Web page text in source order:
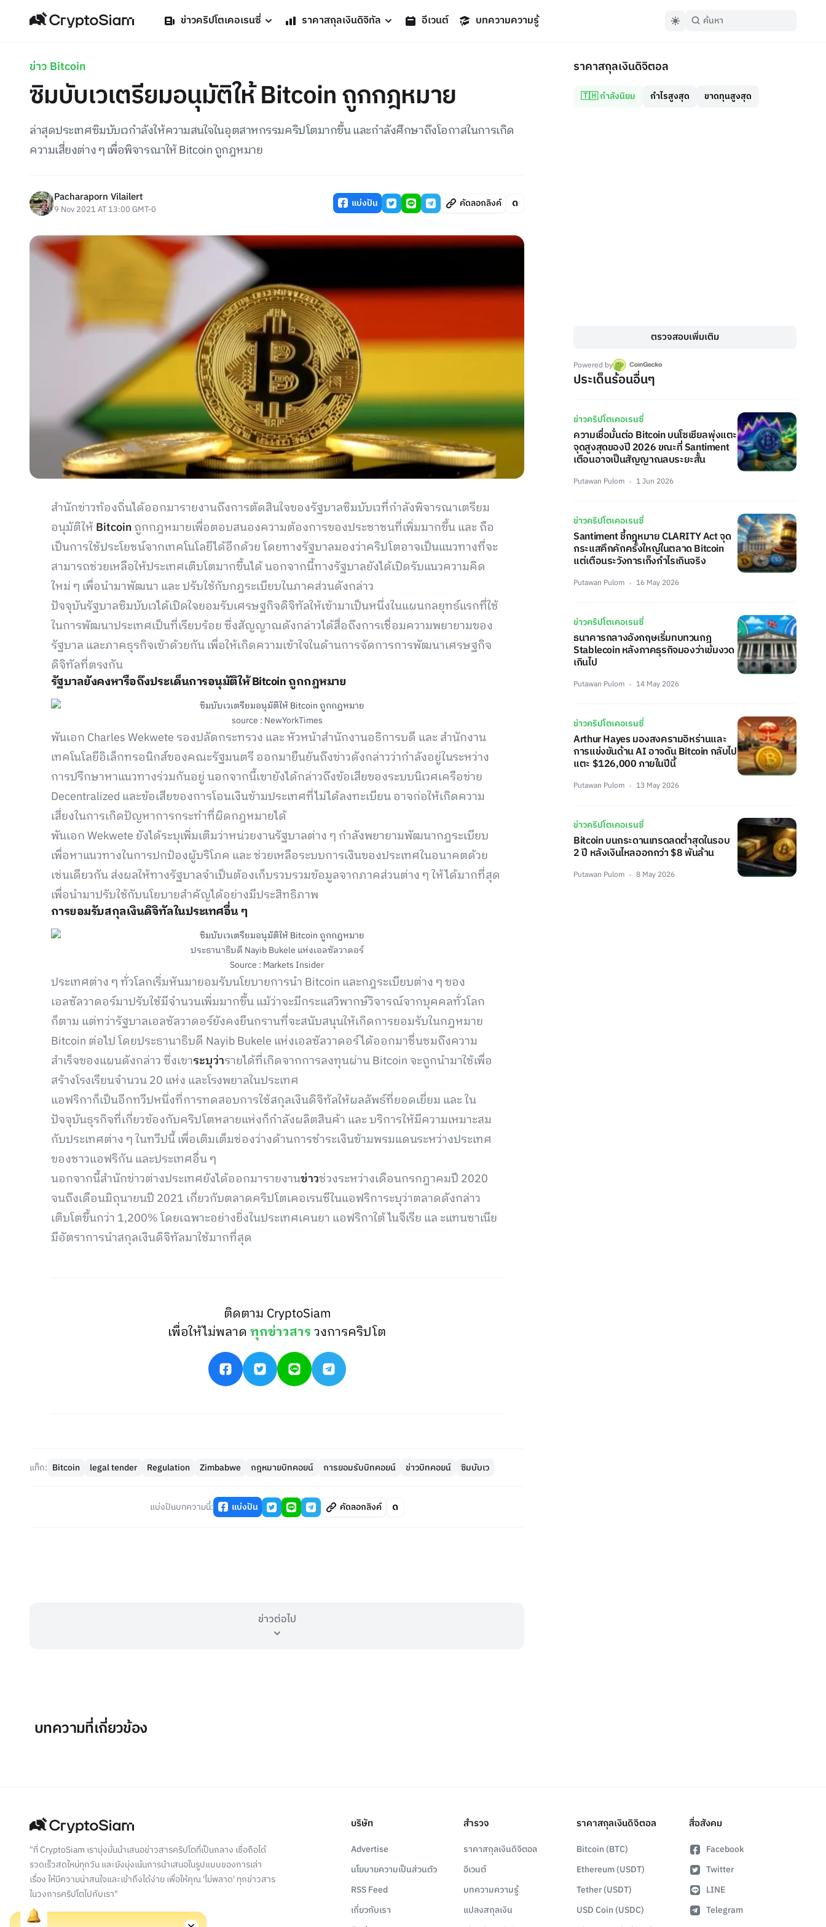
ข่าวคริปโตเคอเรนซี่ ราคาสกุลเงินดิจิทัล อีเวนต์ บทความความรู้
ข่าว Bitcoin
ซิมบับเวเตรียมอนุมัติให้ Bitcoin ถูกกฎหมาย
ล่าสุดประเทศซิมบับเวกำลังให้ความสนใจในอุตสาหกรรมคริปโตมากขึ้น และกำลังศึกษาถึงโอกาสในการเกิด
ความเสี่ยงต่าง ๆ เพื่อพิจารณาให้ Bitcoin ถูกฎหมาย
Pacharaporn Vilailert
9 Nov 2021 AT 13:00 GMT-0 แบ่งปัน คัดลอกลิงค์
สำนักข่าวท้องถิ่นได้ออกมารายงานถึงการตัดสินใจของรัฐบาลซิมบับเวที่กำลังพิจารณาเตรียม
อนุมัติให้Bitcoinถูกกฎหมายเพื่อตอบสนองความต้องการของประชาชนที่เพิ่มมากขึ้น และ ถือ
เป็นการใช้ประโยชน์จากเทคโนโลยีได้อีกด้วย โดยทางรัฐบาลมองว่าคริปโตอาจเป็นแนวทางที่จะ
สามารถช่วยเหลือให้ประเทศเติบโตมากขึ้นได้ นอกจากนี้ทางรัฐบาลยังได้เปิดรับแนวความคิด
ใหม่ ๆ เพื่อนำมาพัฒนา และ ปรับใช้กับกฎระเบียบในภาคส่วนดังกล่าว
ปัจจุบันรัฐบาลซิมบับเวได้เปิดใจยอมรับเศรษฐกิจดิจิทัลให้เข้ามาเป็นหนึ่งในแผนกลยุทธ์แรกที่ใช้
ในการพัฒนาประเทศเป็นที่เรียบร้อย ซึ่งสัญญาณดังกล่าวได้สื่อถึงการเชื่อมความพยายามของ
รัฐบาล และภาคธุรกิจเข้าด้วยกัน เพื่อให้เกิดความเข้าใจในด้านการจัดการการพัฒนาเศรษฐกิจ
ดิจิทัลที่ตรงกัน
รัฐบาลยังคงหารือถึงประเด็นการอนุมัติให้ Bitcoin ถูกกฎหมาย
source : NewYorkTimes
พันเอก Charles Wekwete รองปลัดกระทรวง และ หัวหน้าสำนักงานอธิการบดี และ สำนักงาน
เทคโนโลยีอิเล็กทรอนิกส์ของคณะรัฐมนตรี ออกมายืนยันถึงข่าวดังกล่าวว่ากำลังอยู่ในระหว่าง
การปรึกษาหาแนวทางร่วมกันอยู่ นอกจากนี้เขายังได้กล่าวถึงข้อเสียของระบบนิเวศเครือข่าย
Decentralized และข้อเสียของการโอนเงินข้ามประเทศที่ไม่ได้ลงทะเบียน อาจก่อให้เกิดความ
เสี่ยงในการเกิดปัญหาการกระทำที่ผิดกฎหมายได้
พันเอก Wekwete ยังได้ระบุเพิ่มเติมว่าหน่วยงานรัฐบาลต่าง ๆ กำลังพยายามพัฒนากฎระเบียบ
เพื่อหาแนวทางในการปกป้องผู้บริโภค และ ช่วยเหลือระบบการเงินของประเทศในอนาคตด้วย
เช่นเดียวกัน ส่งผลให้ทางรัฐบาลจำเป็นต้องเก็บรวบรวมข้อมูลจากภาคส่วนต่าง ๆ ให้ได้มากที่สุด
เพื่อนำมาปรับใช้กับนโยบายสำคัญได้อย่างมีประสิทธิภาพ
การยอมรับสกุลเงินดิจิทัลในประเทศอื่น ๆ
ประธานาธิบดี Nayib Bukele แห่งเอลซัลวาดอร์
Source : Markets Insider
ประเทศต่าง ๆ ทั่วโลกเริ่มหันมายอมรับนโยบายการนำ Bitcoin และกฎระเบียบต่าง ๆ ของ
เอลซัลวาดอร์มาปรับใช้มีจำนวนเพิ่มมากขึ้น แม้ว่าจะมีกระแสวิพากษ์วิจารณ์จากบุคคลทั่วโลก
ก็ตาม แต่ทว่ารัฐบาลเอลซัลวาดอร์ยังคงยืนกรานที่จะสนับสนุนให้เกิดการยอมรับในกฎหมาย
Bitcoin ต่อไป โดยประธานาธิบดี Nayib Bukele แห่งเอลซัลวาดอร์ได้ออกมาชื่นชมถึงความ
สำเร็จของแผนดังกล่าว ซึ่งเขาระบุว่ารายได้ที่เกิดจากการลงทุนผ่าน Bitcoin จะถูกนำมาใช้เพื่อ
สร้างโรงเรียนจำนวน 20 แห่ง และโรงพยาลในประเทศ
แอฟริกาก็เป็นอีกทวีปหนึ่งที่การทดสอบการใช้สกุลเงินดิจิทัลให้ผลลัพธ์ที่ยอดเยี่ยม และ ใน
ปัจจุบันธุรกิจที่เกี่ยวข้องกับคริปโตหลายแห่งก็กำลังผลิตสินค้า และ บริการให้มีความเหมาะสม
กับประเทศต่าง ๆ ในทวีปนี้ เพื่อเติมเต็มช่องว่างด้านการชำระเงินข้ามพรมแดนระหว่างประเทศ
ของชาวแอฟริกัน และประเทศอื่น ๆ
นอกจากนี้สำนักข่าวต่างประเทศยังได้ออกมารายงานข่าวช่วงระหว่างเดือนกรกฎาคมปี 2020
จนถึงเดือนมิถุนายนปี 2021 เกี่ยวกับตลาดคริปโตเคอเรนซีในแอฟริการะบุว่าตลาดดังกล่าว
เติบโตขึ้นกว่า 1,200% โดยเฉพาะอย่างยิ่งในประเทศเคนยา แอฟริกาใต้ ไนจีเรีย แล ะแทนซาเนีย
มีอัตราการนำสกุลเงินดิจิทัลมาใช้มากที่สุด
ติดตาม CryptoSiam
เพื่อให้ไม่พลาดทุกข่าวสารวงการคริปโต
แท็ก: Bitcoin legal tender Regulation Zimbabwe กฎหมายบิทคอยน์ การยอมรับบิทคอยน์ ข่าวบิทคอยน์ ซิมบับเว
แบ่งปันบทความนี้: แบ่งปัน คัดลอกลิงค์
ข่าวต่อไป
ราคาสกุลเงินดิจิตอล
🇹🇭 กำลังนิยม กำไรสูงสุด ขาดทุนสูงสุด
ตรวจสอบเพิ่มเติม
Powered by
ประเด็นร้อนอื่นๆ
ข่าวคริปโตเคอเรนซี่
ความเชื่อมั่นต่อ Bitcoin บนโซเชียลพุ่งแตะ
จุดสูงสุดของปี 2026 ขณะที่ Santiment
เตือนอาจเป็นสัญญาณลบระยะสั้น
Putawan Pulom 1 Jun 2026
ข่าวคริปโตเคอเรนซี่
Santiment ชี้กฎหมาย CLARITY Act จุด
กระแสคึกคักครั้งใหญ่ในตลาด Bitcoin
แต่เตือนระวังการเก็งกำไรเกินจริง
Putawan Pulom 16 May 2026
ข่าวคริปโตเคอเรนซี่
ธนาคารกลางอังกฤษเริ่มทบทวนกฎ
Stablecoin หลังภาคธุรกิจมองว่าเข้มงวด
เกินไป
Putawan Pulom 14 May 2026
ข่าวคริปโตเคอเรนซี่
Arthur Hayes มองสงครามอิหร่านและ
การแข่งขันด้าน AI อาจดัน Bitcoin กลับไป
แตะ $126,000 ภายในปีนี้
Putawan Pulom 13 May 2026
ข่าวคริปโตเคอเรนซี่
Bitcoin บนกระดานเทรดลดต่ำสุดในรอบ
2 ปี หลังเงินไหลออกกว่า $8 พันล้าน
Putawan Pulom 8 May 2026
บทความที่เกี่ยวข้อง
"ที่ CryptoSiam เรามุ่งมั่นนำเสนอข่าวสารคริปโตที่เป็นกลาง เชื่อถือได้
รวดเร็วสดใหม่ทุกวัน และยังมุ่งเน้นการนำเสนอในรูปแบบของการเล่า
เรื่อง ให้มีความน่าสนใจและเข้าถึงได้ง่าย เพื่อให้คุณ 'ไม่พลาด' ทุกข่าวสาร
ในวงการคริปโตไปกับเรา"
บริษัท
Advertise
นโยบายความเป็นส่วนตัว
RSS Feed
เกี่ยวกับเรา
สำรวจ
ราคาสกุลเงินดิจิตอล
อีเวนต์
บทความความรู้
แปลงสกุลเงิน
ราคาสกุลเงินดิจิตอล
Bitcoin (BTC)
Ethereum (USDT)
Tether (USDT)
USD Coin (USDC)
สื่อสังคม
Facebook
Twitter
LINE
Telegram